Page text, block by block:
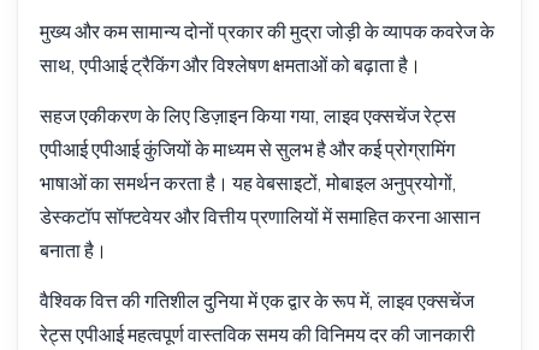
मुख्य और कम सामान्य दोनों प्रकार की मुद्रा जोड़ी के व्यापक कवरेज के
साथ, एपीआई ट्रैकिंग और विश्लेषण क्षमताओं को बढ़ाता है।
सहज एकीकरण के लिए डिज़ाइन किया गया, लाइव एक्सचेंज रेट्स
एपीआई एपीआई कुंजियों के माध्यम से सुलभ है और कई प्रोग्रामिंग
भाषाओं का समर्थन करता है। यह वेबसाइटों, मोबाइल अनुप्रयोगों,
डेस्कटॉप सॉफ्टवेयर और वित्तीय प्रणालियों में समाहित करना आसान
बनाता है।
वैश्विक वित्त की गतिशील दुनिया में एक द्वार के रूप में, लाइव एक्सचेंज
रेट्स एपीआई महत्वपूर्ण वास्तविक समय की विनिमय दर की जानकारी